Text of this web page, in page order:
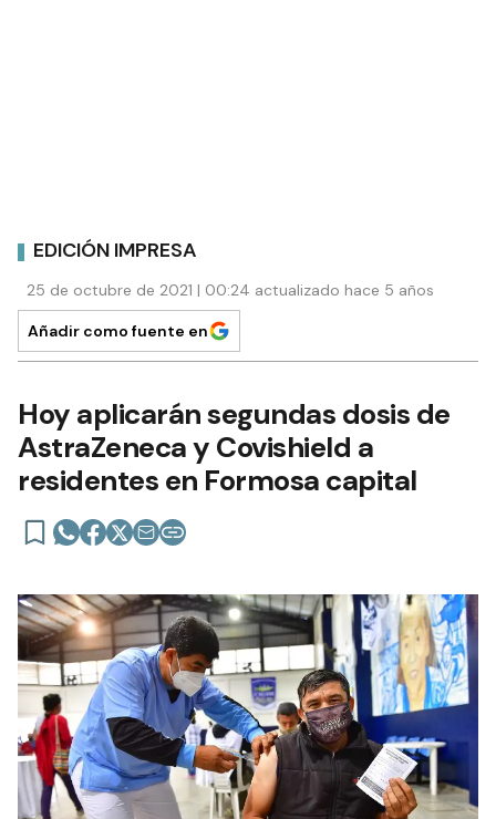
EDICIÓN IMPRESA
25 de octubre de 2021 | 00:24 actualizado hace 5 años
Añadir como fuente en
Hoy aplicarán segundas dosis de
AstraZeneca y Covishield a
residentes en Formosa capital